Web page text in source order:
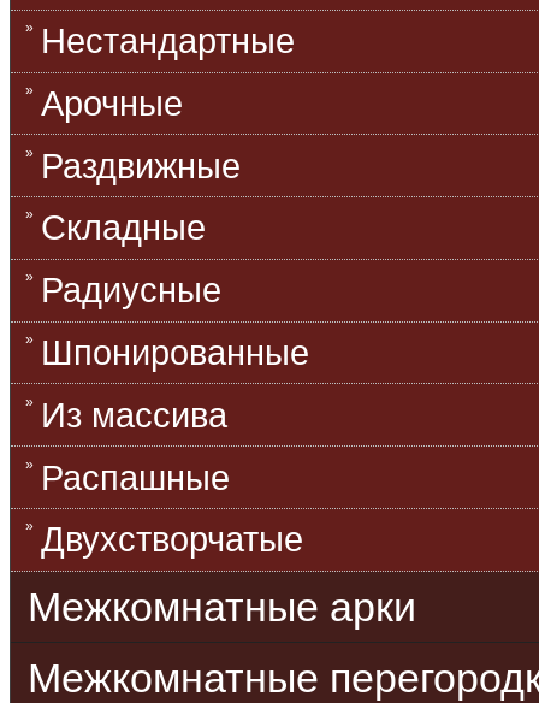
Нестандартные
Арочные
Раздвижные
Складные
Радиусные
Шпонированные
Из массива
Распашные
Двухстворчатые
Межкомнатные арки
Межкомнатные